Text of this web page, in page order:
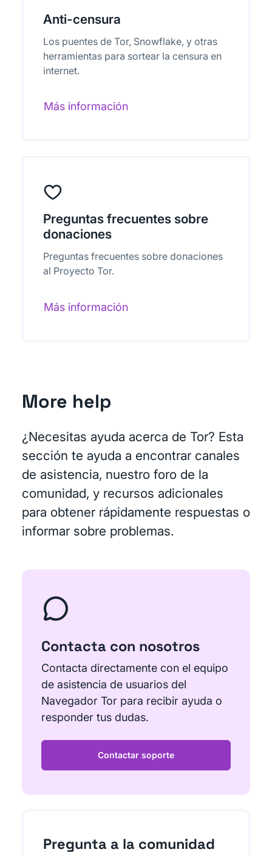
Anti-censura
Los puentes de Tor, Snowflake, y otras
herramientas para sortear la censura en
internet.
Más información
Preguntas frecuentes sobre
donaciones
Preguntas frecuentes sobre donaciones
al Proyecto Tor.
Más información
More help
¿Necesitas ayuda acerca de Tor? Esta
sección te ayuda a encontrar canales
de asistencia, nuestro foro de la
comunidad, y recursos adicionales
para obtener rápidamente respuestas o
informar sobre problemas.
Contacta con nosotros
Contacta directamente con el equipo
de asistencia de usuarios del
Navegador Tor para recibir ayuda o
responder tus dudas.
Contactar soporte
Pregunta a la comunidad